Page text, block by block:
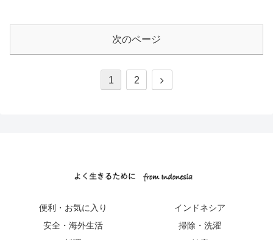
次のページ
1 2
便利・お気に入り
インドネシア
安全・海外生活
掃除・洗濯